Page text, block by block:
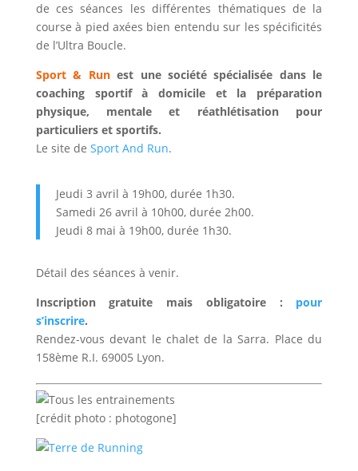
de ces séances les différentes thématiques de la
course à pied axées bien entendu sur les spécificités
de l’Ultra Boucle.
Sport & Runest une société spécialisée dans le
coaching sportif à domicile et la préparation
physique, mentale et réathlétisation pour
particuliers et sportifs.
Le site de Sport And Run.
Jeudi 3 avril à 19h00, durée 1h30.
Samedi 26 avril à 10h00, durée 2h00.
Jeudi 8 mai à 19h00, durée 1h30.
Détail des séances à venir.
Inscription gratuite mais obligatoire : pour
s’inscrire.
Rendez-vous devant le chalet de la Sarra. Place du
158ème R.I. 69005 Lyon.
[crédit photo : photogone]